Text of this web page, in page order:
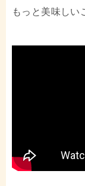
もっと美味しい